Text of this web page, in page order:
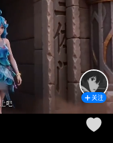
关注